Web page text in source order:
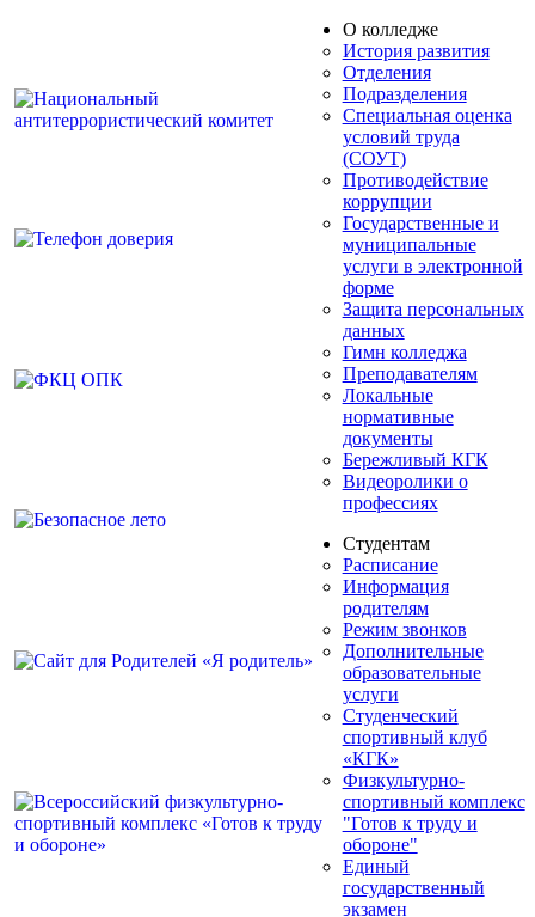
О колледже
История развития
Отделения
Подразделения
Специальная оценка
условий труда
(СОУТ)
Противодействие
коррупции
Государственные и
муниципальные
услуги в электронной
форме
Защита персональных
данных
Гимн колледжа
Преподавателям
Локальные
нормативные
документы
Бережливый КГК
Видеоролики о
профессиях
Студентам
Расписание
Информация
родителям
Режим звонков
Дополнительные
образовательные
услуги
Студенческий
спортивный клуб
«КГК»
Физкультурно-
спортивный комплекс
"Готов к труду и
обороне"
Единый
государственный
экзамен